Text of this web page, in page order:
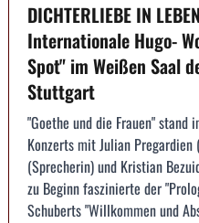
DICHTERLIEBE IN
Internationale Hugo-
Spot" im Weißen Saal
Stuttgart
"Goethe und die Frauen"
Konzerts mit Julian Pregardien
(Sprecherin) und Kristian
zu Beginn faszinierte der
Schuberts "Willkommen und